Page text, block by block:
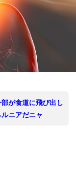
が食道に飛び出し
ニアだニャ